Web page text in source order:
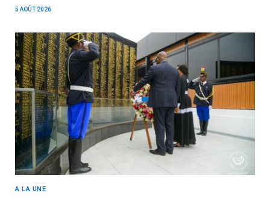
5 AOÛT 2026
A LA UNE